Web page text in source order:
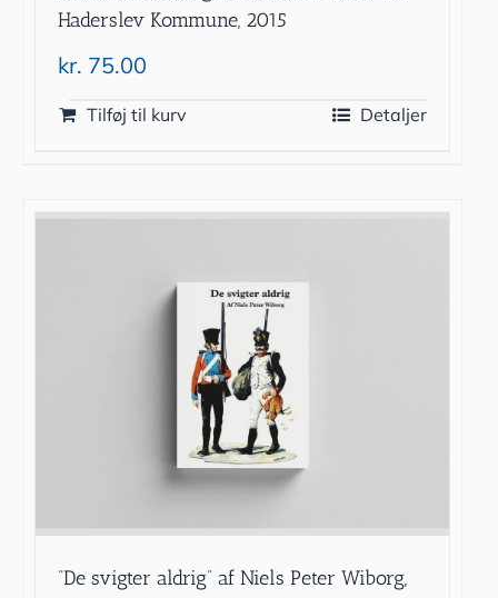
Haderslev Kommune, 2015
kr. 75.00
Tilføj til kurv Detaljer
”De svigter aldrig” af Niels Peter Wiborg,